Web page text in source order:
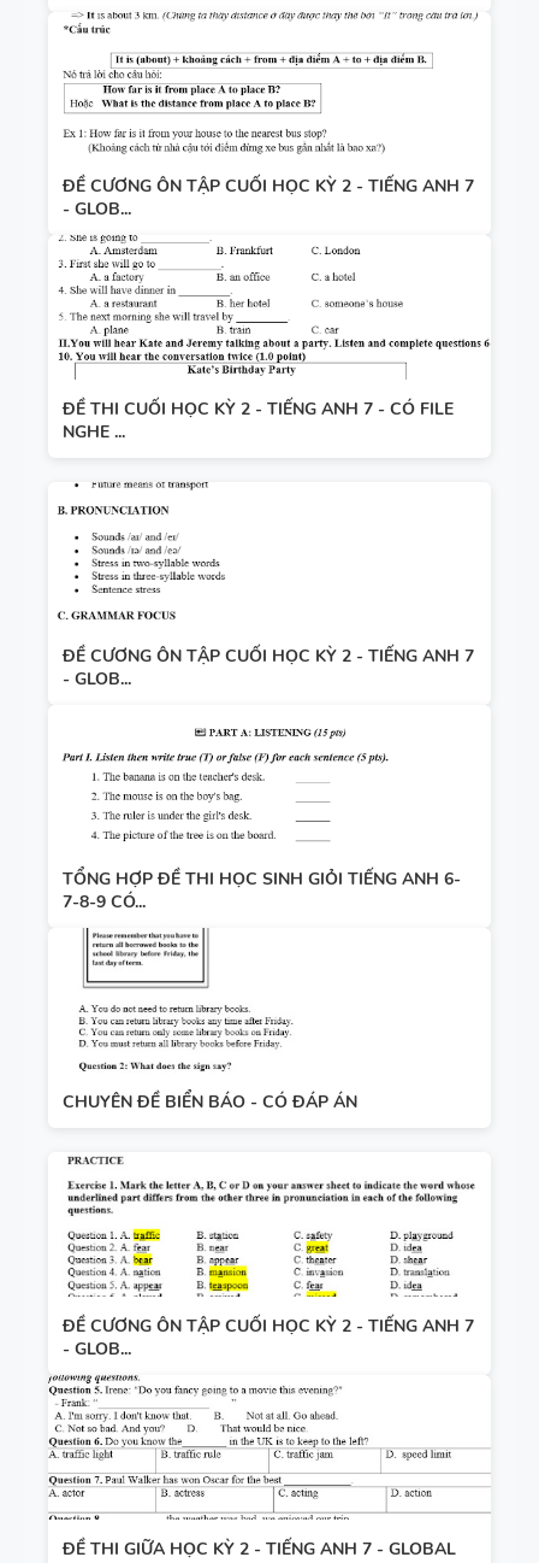
ĐỀ CƯƠNG ÔN TẬP CUỐI HỌC KỲ 2 - TIẾNG ANH 7
- GLOB...
ĐỀ THI CUỐI HỌC KỲ 2 - TIẾNG ANH 7 - CÓ FILE
NGHE ...
ĐỀ CƯƠNG ÔN TẬP CUỐI HỌC KỲ 2 - TIẾNG ANH 7
- GLOB...
TỔNG HỢP ĐỀ THI HỌC SINH GIỎI TIẾNG ANH 6-
7-8-9 CÓ...
CHUYÊN ĐỀ BIỂN BÁO - CÓ ĐÁP ÁN
ĐỀ CƯƠNG ÔN TẬP CUỐI HỌC KỲ 2 - TIẾNG ANH 7
- GLOB...
ĐỀ THI GIỮA HỌC KỲ 2 - TIẾNG ANH 7 - GLOBAL